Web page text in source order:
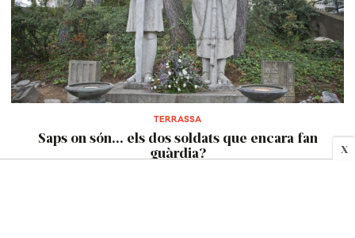
X
TERRASSA
Saps on són... els dos soldats que encara fan
guàrdia?